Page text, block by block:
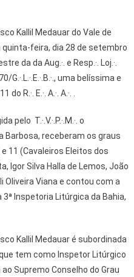
Kallil Medauar do Vale de
quinta-feira, dia 28 de setembro
da da Aug.·. e Resp.·. Loj.·.
uma belíssima e
R.·. E.·. A.·. A.·. .
T.·.V.·.P.·.M.·. o
Barbosa, receberam os graus
11 (Cavaleiros Eleitos dos
Igor Silva Halla de Lemos, João
Oliveira Viana e contou com a
Inspetoria Litúrgica da Bahia,
Kallil Medauar é subordinada
tem como Inspetor Litúrgico
ao Supremo Conselho do Grau